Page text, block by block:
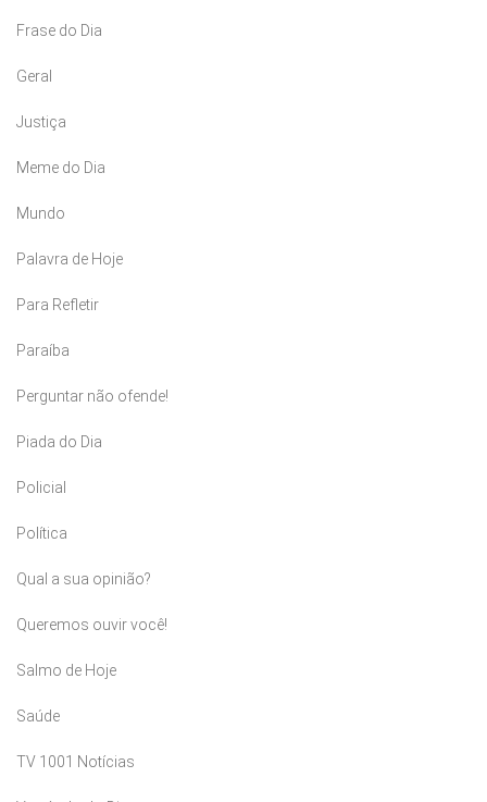
Frase do Dia
Geral
Justiça
Meme do Dia
Mundo
Palavra de Hoje
Para Refletir
Paraíba
Perguntar não ofende!
Piada do Dia
Policial
Política
Qual a sua opinião?
Queremos ouvir você!
Salmo de Hoje
Saúde
TV 1001 Notícias